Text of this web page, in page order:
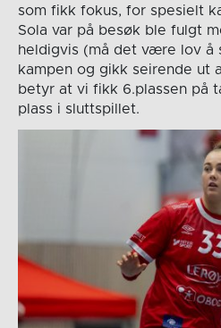
som fikk fokus, for spesielt
Sola var på besøk ble fulgt
heldigvis (må det være lov å
kampen og gikk seirende ut
betyr at vi fikk 6.plassen på
plass i sluttspillet.